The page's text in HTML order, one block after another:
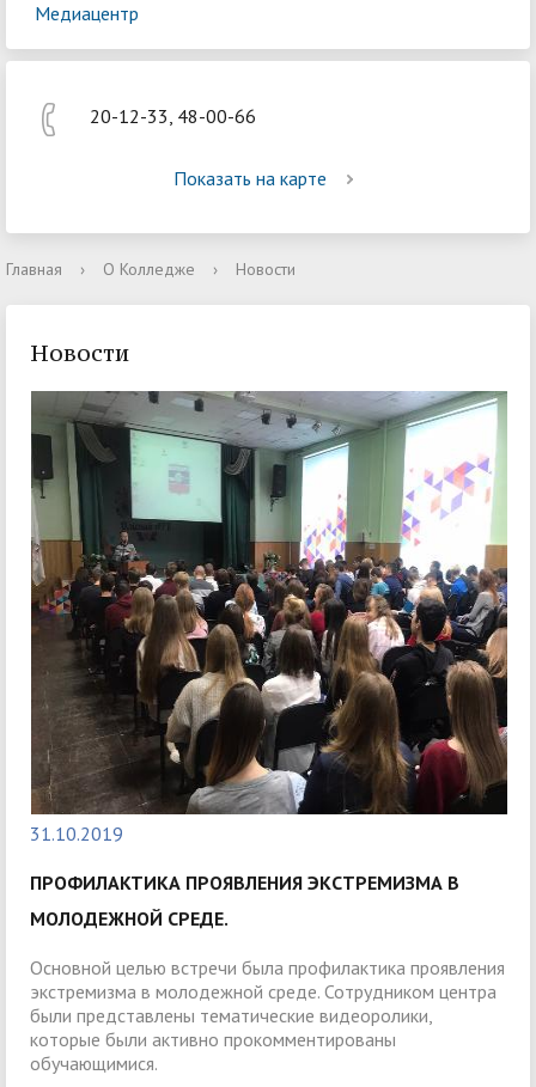
Медиацентр
20-12-33, 48-00-66
Показать на карте
Главная › О Колледже › Новости
Новости
31.10.2019
ПРОФИЛАКТИКА ПРОЯВЛЕНИЯ ЭКСТРЕМИЗМА В
МОЛОДЕЖНОЙ СРЕДЕ.
Основной целью встречи была профилактика проявления
экстремизма в молодежной среде. Сотрудником центра
были представлены тематические видеоролики,
которые были активно прокомментированы
обучающимися.